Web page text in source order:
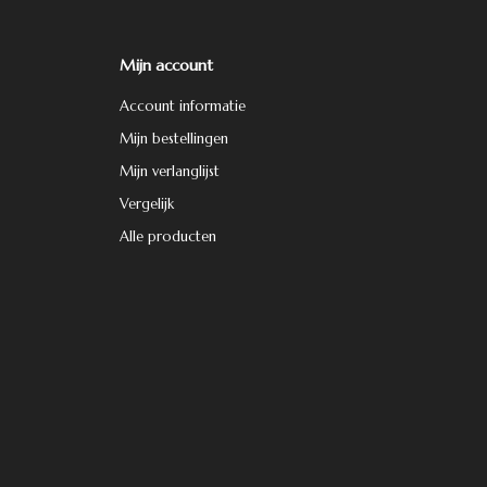
Mijn account
Account informatie
Mijn bestellingen
Mijn verlanglijst
Vergelijk
Alle producten